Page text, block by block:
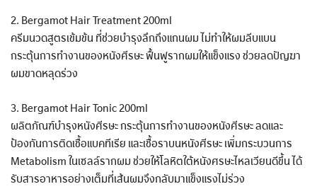
2. Bergamot Hair Treatment 200ml
ครีมนวดสูตรเข้มข้น ที่ช่วยบำรุงลึกถึงแกนผม ไม่ทำให้ผมลีบแบน
กระตุ้นการทำงานของหนังศีรษะ ฟื้นฟูรากผมให้แข็งแรง ช่วยลดปัญฆา
ผมขาดหลุดร่วง
3. Bergamot Hair Tonic 200ml
ผลิตภัณฑ์บำรุงหนังศีรษะ กระตุ้นการทำงานของหนังศีรษะ ลดและ
ป้องกันการติดเชื้อแบคทีเรีย และเชื้อราบนหนังศีรษะ เพิ่มกระบวนการ
Metabolism ในเซลล์รากผม ช่วยให้โลหิตใต้หนังศรษะไหลเวียนดีขึ้น ได้
รับสารอาหารอย่างเต็มที่เส้นผมจึงกลับมาแข็งแรงไม่ร่วง